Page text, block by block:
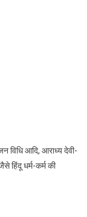
विधि आदि, आराध्य देवी-
हिंदू धर्म-कर्म की